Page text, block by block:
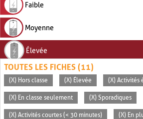
Faible
Moyenne
Élevée
TOUTES LES FICHES (11)
(X) Hors classe (X) Élevée (X) Activités
(X) En classe seulement (X) Sporadiques
(X) Activités courtes (< 30 minutes) (X) En